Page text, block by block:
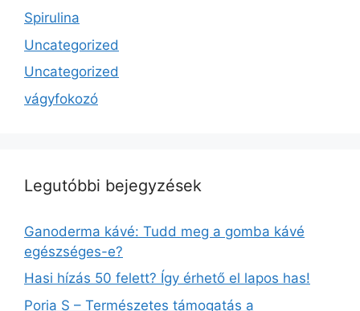
Spirulina
Uncategorized
Uncategorized
vágyfokozó
Legutóbbi bejegyzések
Ganoderma kávé: Tudd meg a gomba kávé
egészséges-e?
Hasi hízás 50 felett? Így érhető el lapos has!
Poria S – Természetes támogatás a